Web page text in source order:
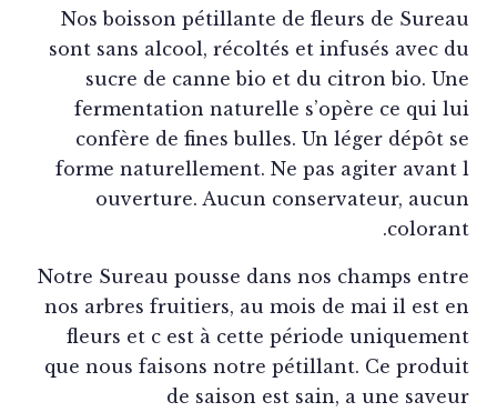
Nos boisson pétillante de fleurs de
sont sans alcool, récoltés et infusés avec
sucre de canne bio et du citron bio.
fermentation naturelle s’opère ce qui
confère de fines bulles. Un léger dépôt
forme naturellement. Ne pas agiter
ouverture. Aucun conservateur,
Notre Sureau pousse dans nos champs
nos arbres fruitiers, au mois de mai il est
fleurs et c est à cette période
que nous faisons notre pétillant. Ce
de saison est sain, a une